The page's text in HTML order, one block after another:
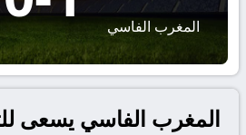
المغرب الفاسي
المغرب الفاسي يسعى